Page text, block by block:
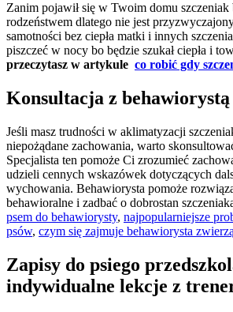
Zanim pojawił się w Twoim domu szczeniak
rodzeństwem dlatego nie jest
samotności bez ciepła matki i innych
piszczeć w nocy bo będzie szukał ciepła i
przeczytasz w artykule co robić gdy
Konsultacja z behawiorystą
Jeśli masz trudności w aklimatyzacji
niepożądane zachowania, warto
Specjalista ten pomoże Ci zrozumieć
udzieli cennych wskazówek dotyczących
wychowania. Behawiorysta pomoże
behawioralne i zadbać o dobrostan
psem do behawiorysty, najpopularniejsze
psów, czym się zajmuje behawiorysta
Zapisy do psiego
indywidualne lekcje z